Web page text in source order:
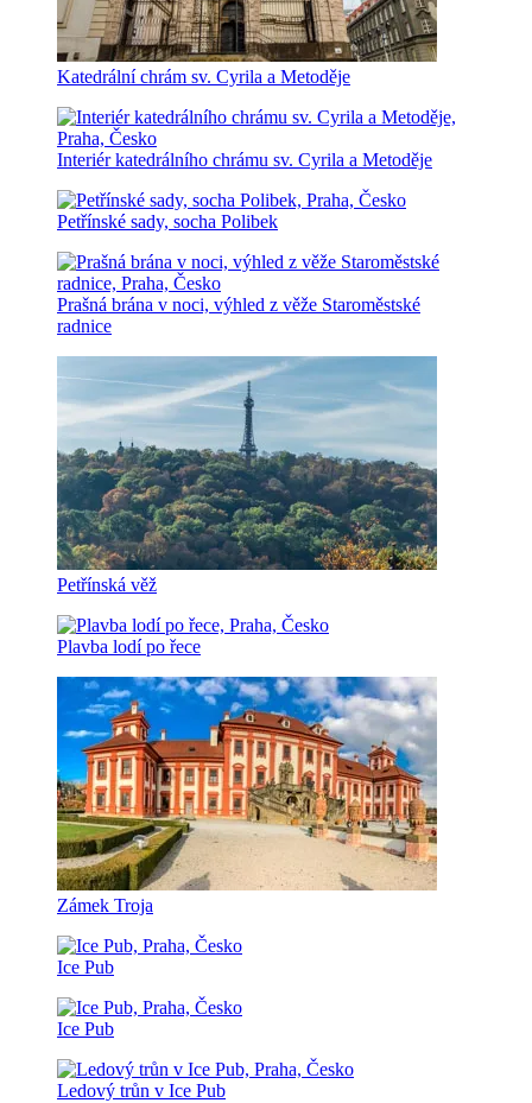
Katedrální chrám sv. Cyrila a Metoděje
Interiér katedrálního chrámu sv. Cyrila a Metoděje
Petřínské sady, socha Polibek
Prašná brána v noci, výhled z věže Staroměstské
radnice
Petřínská věž
Plavba lodí po řece
Zámek Troja
Ice Pub
Ice Pub
Ledový trůn v Ice Pub